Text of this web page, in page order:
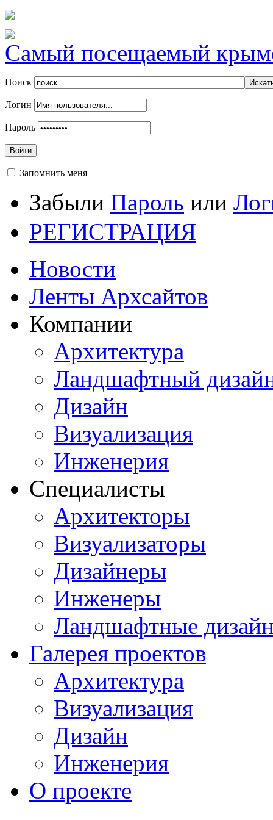
Самый посещаемый
Поиск
Логин
Пароль
Войти
Запомнить меня
Забыли Пароль или
РЕГИСТРАЦИЯ
Новости
Ленты Архсайтов
Компании
Архитектура
Ландшафтный
Дизайн
Визуализация
Инженерия
Специалисты
Архитекторы
Визуализаторы
Дизайнеры
Инженеры
Ландшафтные
Галерея проектов
Архитектура
Визуализация
Дизайн
Инженерия
О проекте